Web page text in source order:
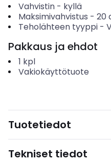
Vahvistin- kyllä
Maksimivahvistus - 20
Teholähteen tyyppi-
Pakkaus ja ehdot
1 kpl
Vakiokäyttötuote
Tuotetiedot
Tekniset tiedot